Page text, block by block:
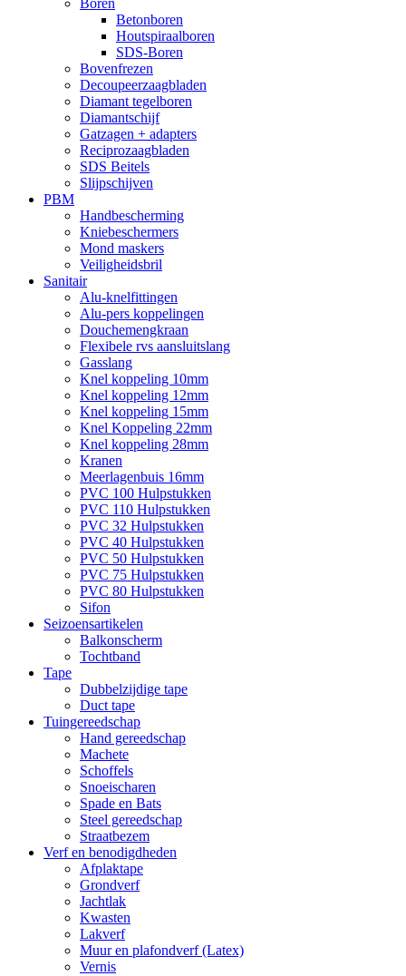
Boren
Betonboren
Houtspiraalboren
SDS-Boren
Bovenfrezen
Decoupeerzaagbladen
Diamant tegelboren
Diamantschijf
Gatzagen + adapters
Reciprozaagbladen
SDS Beitels
Slijpschijven
PBM
Handbescherming
Kniebeschermers
Mond maskers
Veiligheidsbril
Sanitair
Alu-knelfittingen
Alu-pers koppelingen
Douchemengkraan
Flexibele rvs aansluitslang
Gasslang
Knel koppeling 10mm
Knel koppeling 12mm
Knel koppeling 15mm
Knel Koppeling 22mm
Knel koppeling 28mm
Kranen
Meerlagenbuis 16mm
PVC 100 Hulpstukken
PVC 110 Hulpstukken
PVC 32 Hulpstukken
PVC 40 Hulpstukken
PVC 50 Hulpstukken
PVC 75 Hulpstukken
PVC 80 Hulpstukken
Sifon
Seizoensartikelen
Balkonscherm
Tochtband
Tape
Dubbelzijdige tape
Duct tape
Tuingereedschap
Hand gereedschap
Machete
Schoffels
Snoeischaren
Spade en Bats
Steel gereedschap
Straatbezem
Verf en benodigdheden
Afplaktape
Grondverf
Jachtlak
Kwasten
Lakverf
Muur en plafondverf (Latex)
Vernis